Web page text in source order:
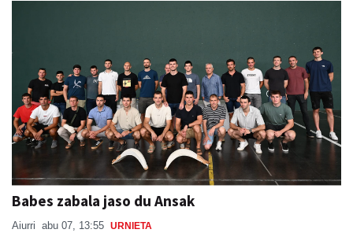
Babes zabala jaso du Ansak
Aiurri abu 07, 13:55 URNIETA